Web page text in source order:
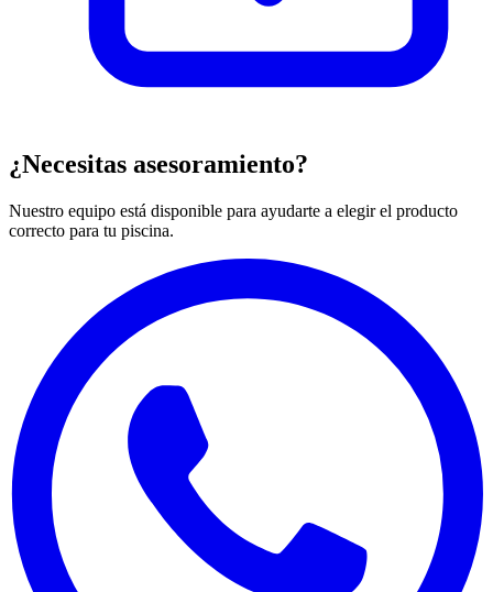
¿Necesitas asesoramiento?
Nuestro equipo está disponible para ayudarte a elegir el producto
correcto para tu piscina.